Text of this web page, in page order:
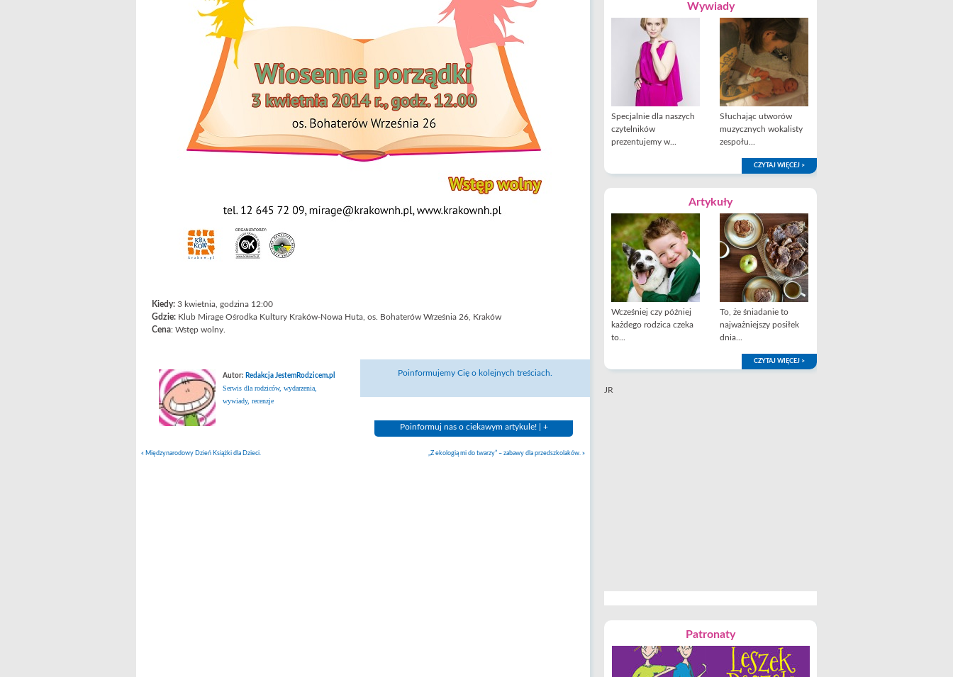
Kiedy: 3 kwietnia, godzina 12:00
Gdzie: Klub Mirage Ośrodka Kultury Kraków-Nowa Huta, os. Bohaterów Września 26, Kraków
Cena: Wstęp wolny.
Autor: Redakcja JestemRodzicem.pl
Serwis dla rodziców, wydarzenia,
wywiady, recenzje
Poinformujemy Cię o kolejnych treściach.
Poinformuj nas o ciekawym artykule! | +
« Międzynarodowy Dzień Książki dla Dzieci. „Z ekologią mi do twarzy” – zabawy dla przedszkolaków. »
Wywiady
Specjalnie dla naszych
czytelników
prezentujemy w...
Słuchając utworów
muzycznych wokalisty
zespołu...
CZYTAJ WIĘCEJ >
Artykuły
Wcześniej czy później
każdego rodzica czeka
to...
To, że śniadanie to
najważniejszy posiłek
dnia...
CZYTAJ WIĘCEJ >
JR
Patronaty